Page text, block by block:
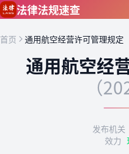
跳到主要内容
法律法规速查
首页 通用航空经营许可管理规定
通用航空经
（
发布机关
效力